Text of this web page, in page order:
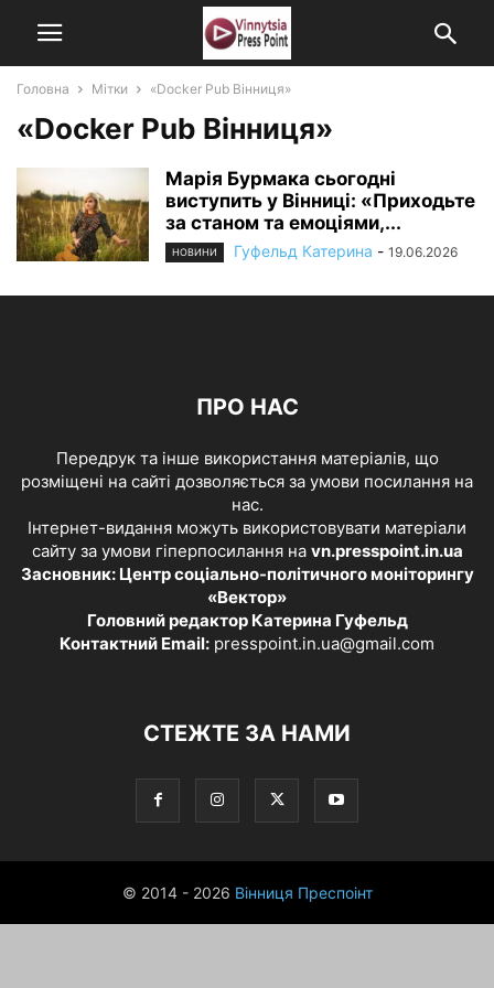
Головна Мітки «Docker Pub Вінниця»
«Docker Pub Вінниця»
Марія Бурмака сьогодні
виступить у Вінниці: «Приходьте
за станом та емоціями,...
НОВИНИ Гуфельд Катерина - 19.06.2026
ПРО НАС
Передрук та інше використання матеріалів, що
розміщені на сайті дозволяється за умови посилання на
нас.
Інтернет-видання можуть використовувати матеріали
сайту за умови гіперпосилання на vn.presspoint.in.ua
Засновник: Центр соціально-політичного моніторингу
«Вектор»
Головний редактор Катерина Гуфельд
Контактний Email: presspoint.in.ua@gmail.com
СТЕЖТЕ ЗА НАМИ
© 2014 - 2026 Вінниця Преспоінт